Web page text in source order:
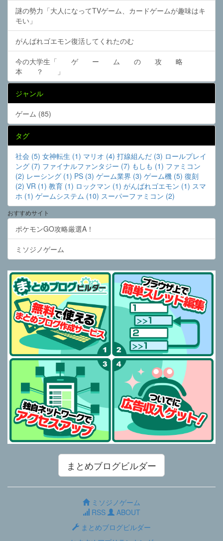
謎の勢力「大人になってTVゲーム、カードゲームが趣味はキ
モい」
がんばれゴエモン復活してくれたのむ
今の大学生「 ゲ ー ム の 攻 略
本 ？ 」
ジャンル
ゲーム (85)
タグ
社会 (5) 女神転生 (1) マリオ (4) 打線組んだ (3) ロールプレイ
ング (7) ファイナルファンタジー (7) もしも (1) ファミコン
(2) レーシング (1) PS (3) ゲーム業界 (3) ゲーム機 (5) 復刻
(2) VR (1) 教育 (1) ロックマン (1) がんばれゴエモン (1) スマ
ホ (1) ゲームシステム (10) スーパーファミコン (2)
おすすめサイト
ポケモンGO攻略厳選A！
ミソジノゲーム
まとめブログビルダー
ミソジノゲーム
RSS
ABOUT
まとめブログビルダー